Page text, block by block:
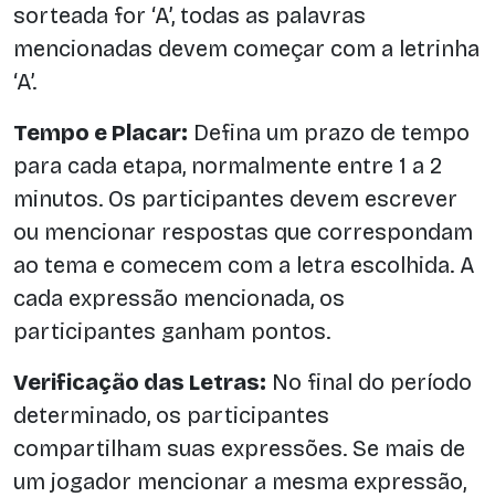
sorteada for ‘A’, todas as palavras
mencionadas devem começar com a letrinha
‘A’.
Tempo e Placar: Defina um prazo de tempo
para cada etapa, normalmente entre 1 a 2
minutos. Os participantes devem escrever
ou mencionar respostas que correspondam
ao tema e comecem com a letra escolhida. A
cada expressão mencionada, os
participantes ganham pontos.
Verificação das Letras: No final do período
determinado, os participantes
compartilham suas expressões. Se mais de
um jogador mencionar a mesma expressão,